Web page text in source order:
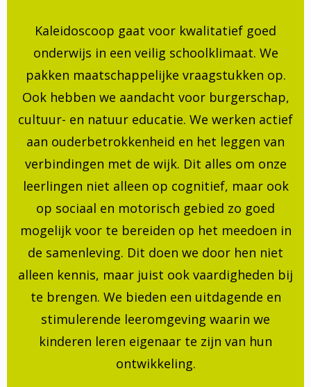
Kaleidoscoop gaat voor kwalitatief goed
onderwijs in een veilig schoolklimaat. We
pakken maatschappelijke vraagstukken op.
Ook hebben we aandacht voor burgerschap,
cultuur- en natuur educatie. We werken actief
aan ouderbetrokkenheid en het leggen van
verbindingen met de wijk. Dit alles om onze
leerlingen niet alleen op cognitief, maar ook
op sociaal en motorisch gebied zo goed
mogelijk voor te bereiden op het meedoen in
de samenleving. Dit doen we door hen niet
alleen kennis, maar juist ook vaardigheden bij
te brengen. We bieden een uitdagende en
stimulerende leeromgeving waarin we
kinderen leren eigenaar te zijn van hun
ontwikkeling.